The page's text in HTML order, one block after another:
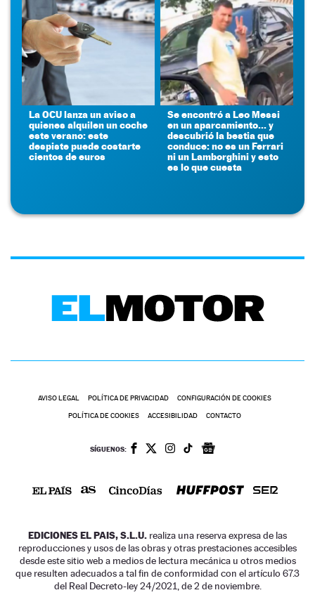
La OCU lanza un aviso a
quienes alquilen un coche
este verano: este
despiste puede costarte
cientos de euros
Se encontró a Leo Messi
en un aparcamiento... y
descubrió la bestia que
conduce: no es un Ferrari
ni un Lamborghini y esto
es lo que cuesta
AVISO LEGAL POLÍTICA DE PRIVACIDAD CONFIGURACIÓN DE COOKIES
POLÍTICA DE COOKIES ACCESIBILIDAD CONTACTO
SÍGUENOS:
EDICIONES EL PAIS, S.L.U. realiza una reserva expresa de las
reproducciones y usos de las obras y otras prestaciones accesibles
desde este sitio web a medios de lectura mecánica u otros medios
que resulten adecuados a tal fin de conformidad con el artículo 67.3
del Real Decreto-ley 24/2021, de 2 de noviembre.